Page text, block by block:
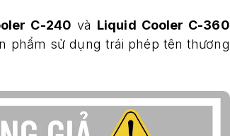
C-240 và Liquid Cooler C-360
phẩm sử dụng trái phép tên thương